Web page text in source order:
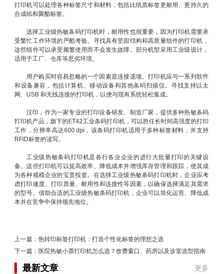
打印机可以处理各种标签尺寸和材料，包括比纸质标签更耐用、更持久的
合成纸和聚酯标签。
选择工业级热敏条码打印机时，耐用性也很重要，因为打印机需要承
受繁忙工作环境的严酷考验。寻找具有坚固结构和高质量组件的打印机，
这些组件可以承受频繁使用而不会发生故障。部分机型采用工业级设计，
适用于工厂、仓库等恶劣环境。
用户购买时容易忽略的一个因素是连接选项。打印机应与一系列软件
和设备兼容，包括计算机、移动设备和其他条码扫描仪。寻找支持以太
网、USB 和无线连接的打印机，以便与现有系统轻松集成。
汉印，作为一家专业的打印设备研发、制造厂家，提供多种热敏条码
打印机产品，旗下的ET42工业条码打印机，可以胜任长时间高强度的打印
工作，分辨率高达600 dpi，该条码打印机适用于多种标签材料，并支持
RFID标签的读写。
工业级热敏条码打印机是各行各业企业的进行大批量打印的关键设
备。这些打印机可以提高效率、降低成本并增强库存管理和跟踪，使其成
为各种规模企业的宝贵投资。在选择工业级热敏条码打印机时，企业应考
虑打印速度、打印质量、耐用性和连接性等因素，以确保选择满足其需求
的型号。借助合适的工业级热敏条码打印机，企业可以简化运营、降低成
本并在竞争中保持领先地位。
上一篇： 热转印标签打印机：打造个性化标签的理想之选
下一篇： 医院热敏小票打印机怎么选？收费窗口、药房以及诊室选型指南
最新文章 更多